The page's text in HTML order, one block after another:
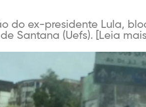
do ex-presidente Lula,
Santana (Uefs). [Leia